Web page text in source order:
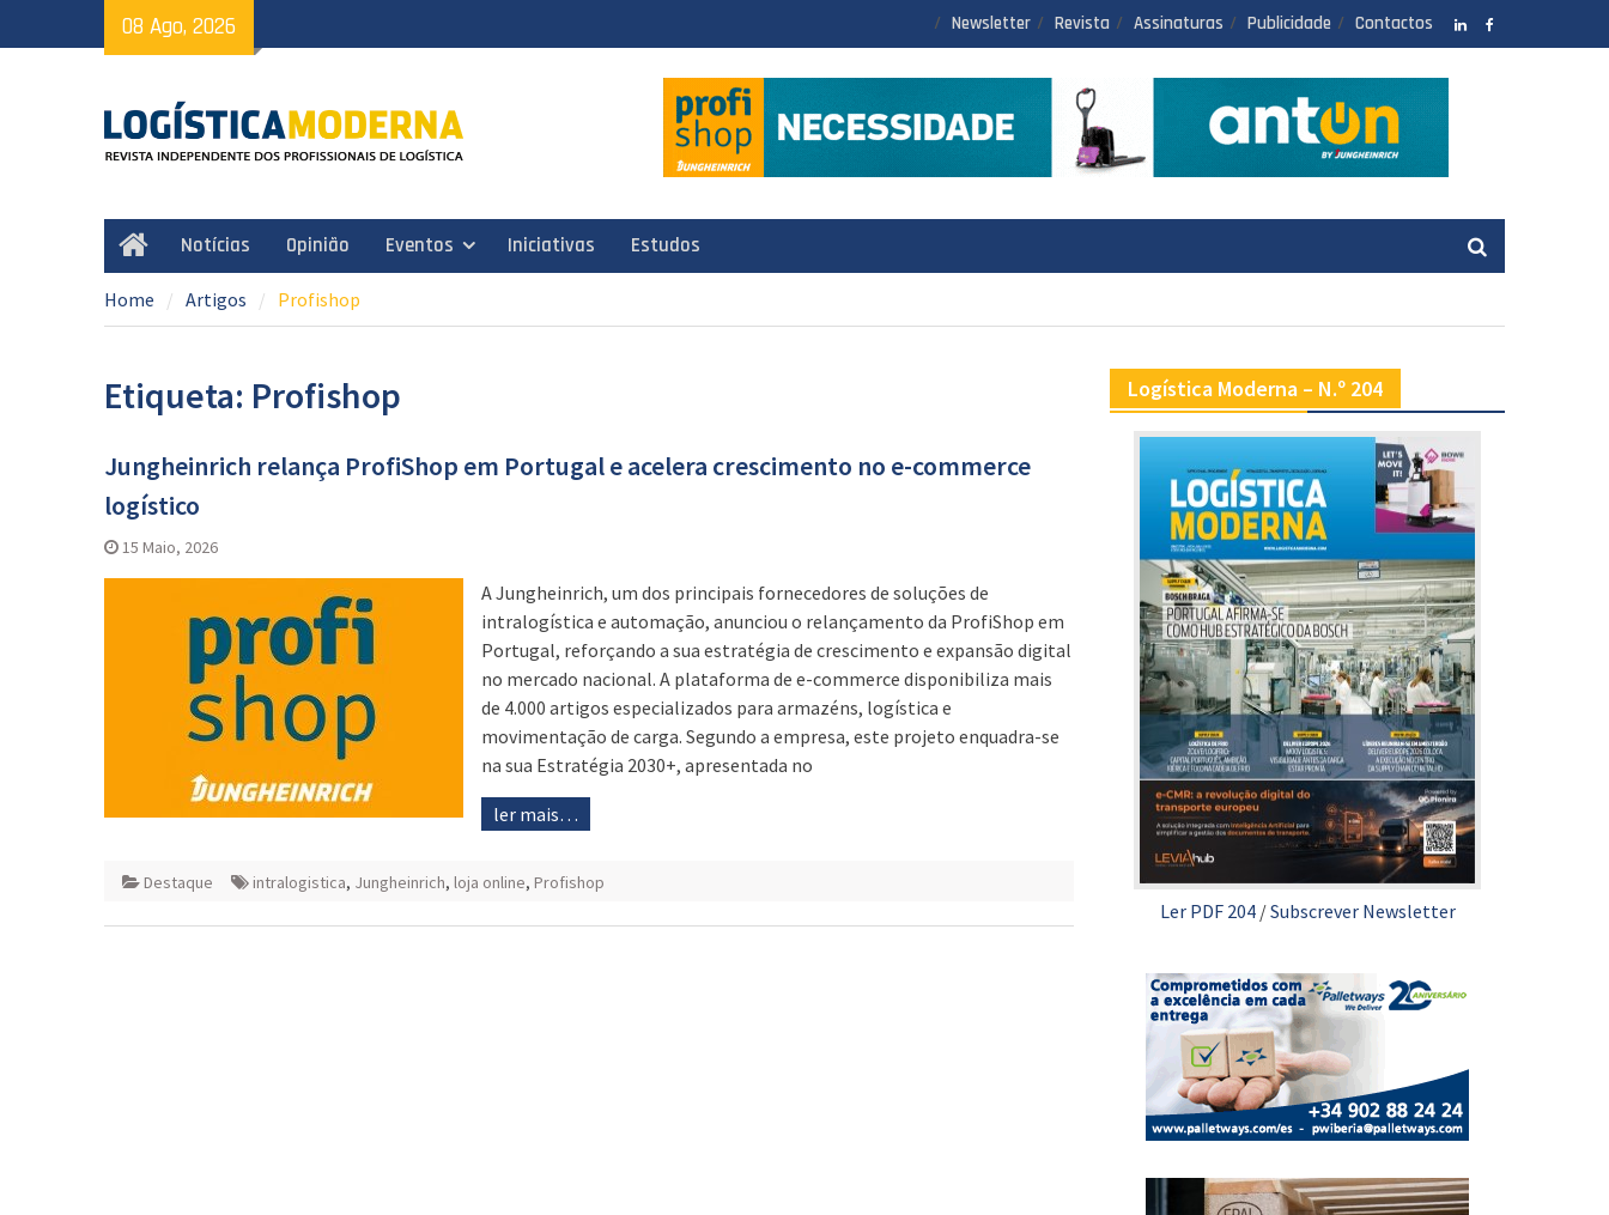
to
08 Ago, 2026 Newsletter Revista Assinaturas Publicidade Contactos
HomeNotícias Opinião Eventos Iniciativas Estudos
Home Artigos Profishop
Etiqueta: Profishop
Jungheinrich relança ProfiShop em Portugal e acelera crescimento no e-commerce
logístico
15 Maio, 2026
A Jungheinrich, um dos principais fornecedores de soluções de
intralogística e automação, anunciou o relançamento da ProfiShop em
Portugal, reforçando a sua estratégia de crescimento e expansão digital
no mercado nacional. A plataforma de e-commerce disponibiliza mais
de 4.000 artigos especializados para armazéns, logística e
movimentação de carga. Segundo a empresa, este projeto enquadra-se
na sua Estratégia 2030+, apresentada no
ler mais…
Destaque intralogistica, Jungheinrich, loja online, Profishop
Logística Moderna – N.º 204
Ler PDF 204/Subscrever Newsletter